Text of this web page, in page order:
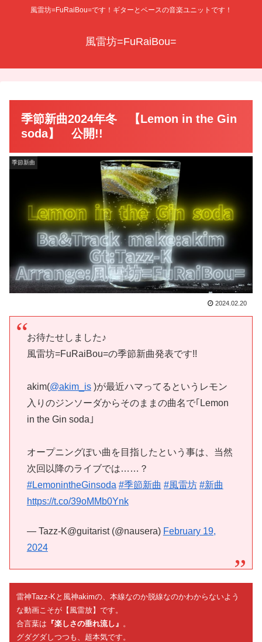
風雷坊=FuRaiBou=です！ギターとベースの音楽ユニットです！
風雷坊=FuRaiBou=
季節新曲2024年冬 【Lemon in the Gin
soda】 公開!!
季節新曲
2024.02.20
お待たせしました♪
風雷坊=FuRaiBou=の季節新曲発表です!!
akim(@akim_is)が最近ハマってるというレモン
入りのジンソーダからそのままの曲名で｢Lemon
in the Gin soda｣
オープニングぽい曲を目指したという事は、当然
次回以降のライブでは……？
#LemonintheGinsoda #季節新曲 #風雷坊 #新曲
https://t.co/39oMMb0Ynk
— Tazz-K@guitarist (@nausera) February 19,
2024
雷神Tazz-Kと風神akimの、本線なのか脱線なのかわからないよう
な動画こそが【風雷放】です。
合言葉は 『楽しさの垂れ流し』 。
グダグダしつつも、超本気です。